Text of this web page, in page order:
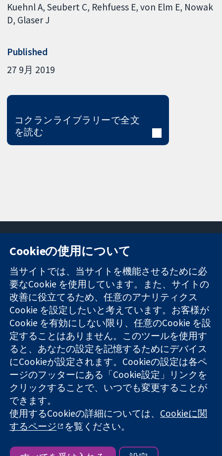
Kuehnl A Seubert C Rehfuess E von Elm E Nowak
D Glaser J
Published
27 9月 2019
コクランライブラリーで全文
を読む
信頼できるエビ
デンスと
情報に基づく意
思決定により
健康のさらなる
向上へ
11-13 Cavendish
Square
London
W1G 0AN
United Kingdom
お問い合わせ
ニュース
広報
コクランにつ
いて
採用
Cochrane
Library
コクラン・コラボレーションは、イングランド及びウェールズ
に登録された慈善団体（登録番号 1045921）および保証有限責
任会社（登録番号 03044323）です。付加価値税登録番号 GB
718 2127 49
Copyright © 2026 The Cochrane Collaboration
ウェブサイト利用規約|免責事項 個人情報|
Cookieの使用について
当サイトでは、当サイトを機能させるために必
要なCookie を使用しています。また、サイトの
改善に役立てるため、任意のアナリティクス
Cookie を設定したいと考えています。お客様が
Cookie を有効にしない限り、任意のCookie を設
定することはありません。このツールを使用す
ると、あなたの設定を記憶するためにデバイス
にCookieが設定されます。Cookieの設定は各ペ
ージのフッターにある「Cookie設定」リンクを
クリックすることで、いつでも変更することが
できます。
使用するCookieの詳細については、 Cookieに関
するページ
を覧ください。